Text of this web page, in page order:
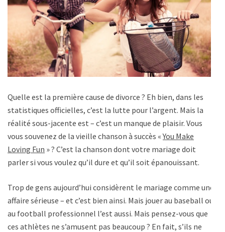
Quelle est la première cause de divorce ? Eh bien, dans les
statistiques officielles, c’est la lutte pour l’argent. Mais la
réalité sous-jacente est – c’est un manque de plaisir. Vous
vous souvenez de la vieille chanson à succès «You Make
Loving Fun » ? C’est la chanson dont votre mariage doit
parler si vous voulez qu’il dure et qu’il soit épanouissant.
Trop de gens aujourd’hui considèrent le mariage comme une
affaire sérieuse – et c’est bien ainsi. Mais jouer au baseball ou
au football professionnel l’est aussi. Mais pensez-vous que
ces athlètes ne s’amusent pas beaucoup ? En fait, s’ils ne